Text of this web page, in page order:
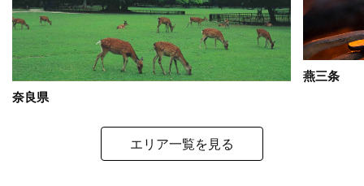
奈良県
燕三条
エリア一覧を見る